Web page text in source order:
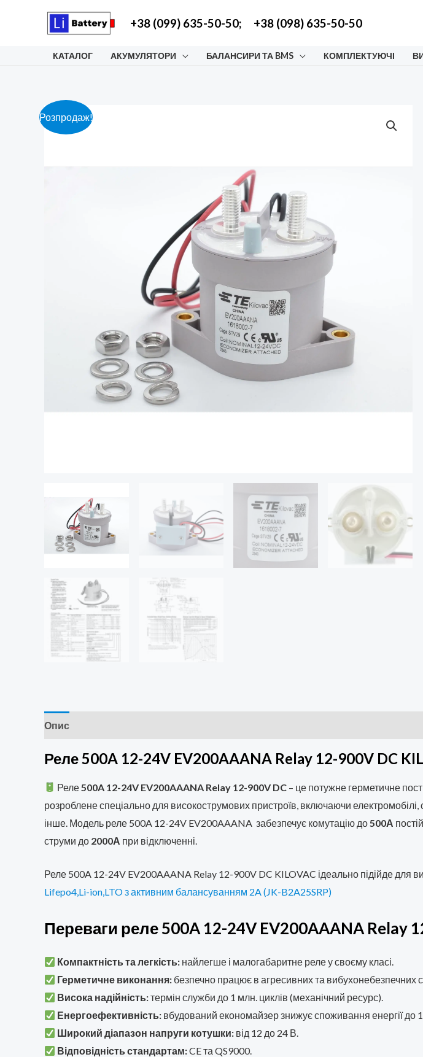
+38 (099) 635-50-50; +38 (098) 635-50-50
КАТАЛОГ АКУМУЛЯТОРИ БАЛАНСИРИ ТА BMS КОМПЛЕКТУЮЧІ
Розпродаж!
Опис
Реле 500A 12-24V EV200AAANA Relay 12-900V DC
Реле 500A 12-24V EV200AAANA Relay 12-900V DC – це потужне герметичне
розроблене спеціально для високострумових пристроїв, включаючи
інше. Модель реле 500A 12-24V EV200AAANA забезпечує комутацію до 500А
струми до 2000А при відключенні.
Реле 500A 12-24V EV200AAANA Relay 12-900V DC KILOVAC ідеально підійде для
Lifepo4,Li-ion,LTO з активним балансуванням 2A (JK-B2A25SRP)
Переваги реле 500A 12-24V EV200AAANA Relay
Компактність та легкість: найлегше і малогабаритне реле у своєму класі.
Герметичне виконання: безпечно працює в агресивних та вибухонебезпечних
Висока надійність:термін служби до 1 млн. циклів (механічний ресурс).
Енергоефективність: вбудований економайзер знижує споживання енергії до
Широкий діапазон напруги котушки: від 12 до 24 В.
Відповідність стандартам:CE та QS9000.